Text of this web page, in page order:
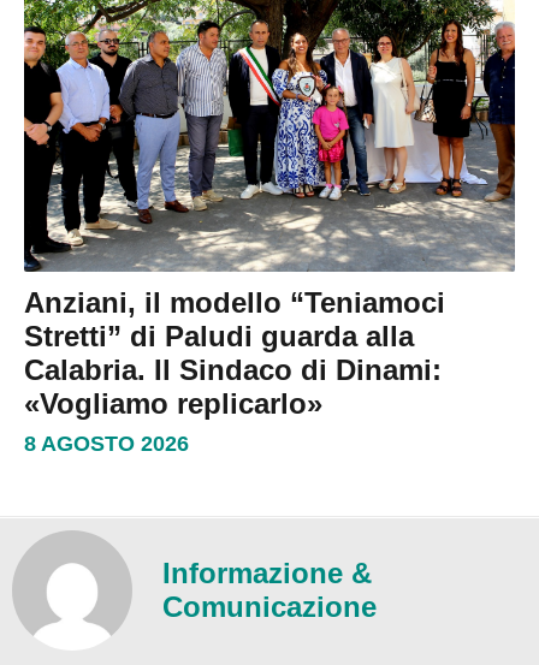
Anziani, il modello “Teniamoci
Stretti” di Paludi guarda alla
Calabria. Il Sindaco di Dinami:
«Vogliamo replicarlo»
8 AGOSTO 2026
Informazione &
Comunicazione